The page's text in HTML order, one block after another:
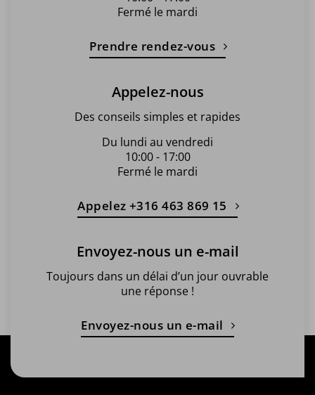
Fermé le mardi
Prendre rendez-vous
Appelez-nous
Des conseils simples et rapides
Du lundi au vendredi
10:00 - 17:00
Fermé le mardi
Appelez +316 463 869 15
Envoyez-nous un e-mail
Toujours dans un délai d’un jour ouvrable
une réponse !
Envoyez-nous un e-mail